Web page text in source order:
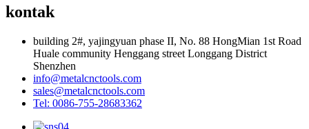
kontak
building 2#, yajingyuan phase II, No. 88 HongMian 1st Road
Huale community Henggang street Longgang District
Shenzhen
info@metalcnctools.com
sales@metalcnctools.com
Tel: 0086-755-28683362